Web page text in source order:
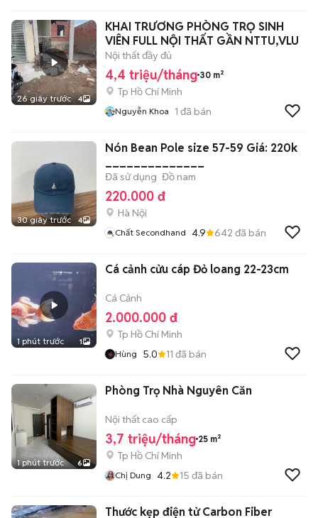
26 giây trước 4
KHAI TRƯƠNG PHÒNG TRỌ SINH
VIÊN FULL NỘI THẤT GẦN NTTU,VLU
Nội thất đầy đủ
4,4 triệu/tháng 30 m²
Tp Hồ Chí Minh
Nguyễn Khoa 1 đã bán
30 giây trước 4
Nón Bean Pole size 57-59 Giá: 220k
Đã sử dụng Đồ nam
220.000 đ
Hà Nội
Chất Secondhand 4.9 642 đã bán
1 phút trước 1
Cá cảnh cửu cáp Đỏ loang 22-23cm
Cá Cảnh
2.000.000 đ
Tp Hồ Chí Minh
Hùng 5.0 11 đã bán
1 phút trước 6
Phòng Trọ Nhà Nguyên Căn
Nội thất cao cấp
3,7 triệu/tháng 25 m²
Tp Hồ Chí Minh
Chị Dung 4.2 15 đã bán
Thước kẹp điện tử Carbon Fiber